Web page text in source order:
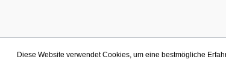
Diese Website verwendet Cookies, um eine bestmögliche